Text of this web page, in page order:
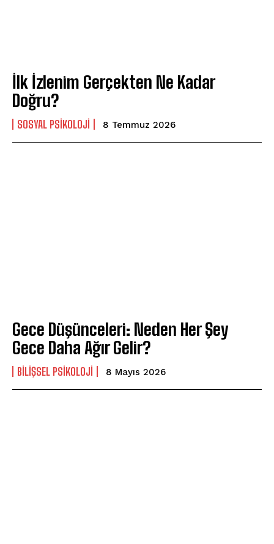
İlk İzlenim Gerçekten Ne Kadar
Doğru?
SOSYAL PSIKOLOJI 8 Temmuz 2026
Gece Düşünceleri: Neden Her Şey
Gece Daha Ağır Gelir?
BILIŞSEL PSIKOLOJI 8 Mayıs 2026